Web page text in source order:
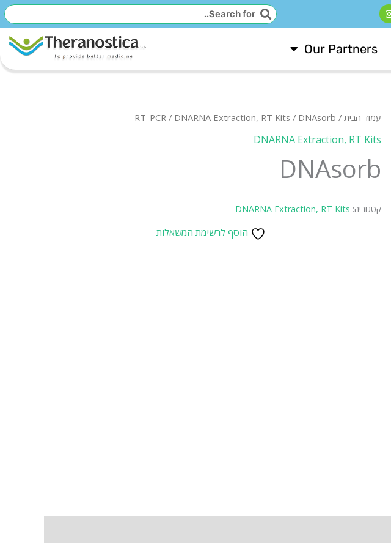
I
n
s
a
m
חיפושחיפוש
Our Partners
עמוד הבית /
RT-PCR / DNARNA Extraction, RT Kits / DNAsorb
DNARNA Extraction, RT Kits
DNAsorb
קטגוריה: DNARNA Extraction, RT Kits
הוסף לרשימת המשאלות